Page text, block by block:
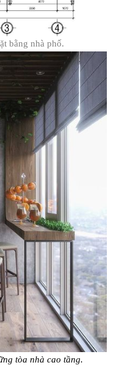
bằng nhà phố.
tòa nhà cao tầng.